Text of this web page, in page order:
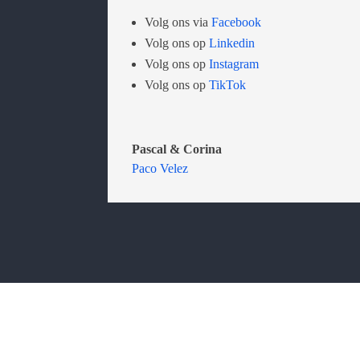
Volg ons viaFacebook
Volg ons opLinkedin
Volg ons opInstagram
Volg ons opTikTok
Pascal & Corina
Paco Velez